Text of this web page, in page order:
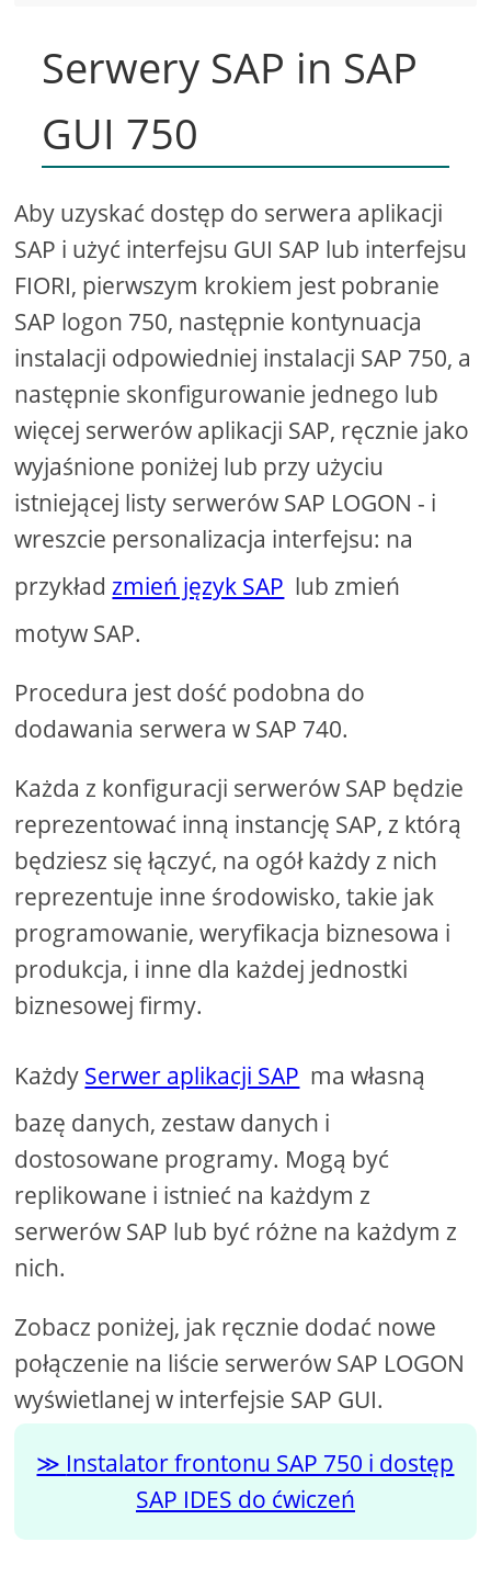
Serwery SAP in SAP
GUI 750
Aby uzyskać dostęp do serwera aplikacji
SAP i użyć interfejsu GUI SAP lub interfejsu
FIORI, pierwszym krokiem jest pobranie
SAP logon 750, następnie kontynuacja
instalacji odpowiedniej instalacji SAP 750, a
następnie skonfigurowanie jednego lub
więcej serwerów aplikacji SAP, ręcznie jako
wyjaśnione poniżej lub przy użyciu
istniejącej listy serwerów SAP LOGON - i
wreszcie personalizacja interfejsu: na
przykładzmień język SAP lub zmień
motyw SAP.
Procedura jest dość podobna do
dodawania serwera w SAP 740.
Każda z konfiguracji serwerów SAP będzie
reprezentować inną instancję SAP, z którą
będziesz się łączyć, na ogół każdy z nich
reprezentuje inne środowisko, takie jak
programowanie, weryfikacja biznesowa i
produkcja, i inne dla każdej jednostki
biznesowej firmy.
Każdy Serwer aplikacji SAP ma własną
bazę danych, zestaw danych i
dostosowane programy. Mogą być
replikowane i istnieć na każdym z
serwerów SAP lub być różne na każdym z
nich.
Zobacz poniżej, jak ręcznie dodać nowe
połączenie na liście serwerów SAP LOGON
wyświetlanej w interfejsie SAP GUI.
Instalator frontonu SAP 750 i dostęp
SAP IDES do ćwiczeń